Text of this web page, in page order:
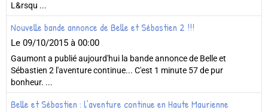
L&rsqu ...
Nouvelle bande annonce de Belle et Sébastien 2 !!!
Le 09/10/2015 à 00:00
Gaumont a publié aujourd'hui la bande annonce de Belle et
Sébastien 2 l'aventure continue... C'est 1 minute 57 de pur
bonheur. ...
Belle et Sébastien : l’aventure continue en Haute Maurienne